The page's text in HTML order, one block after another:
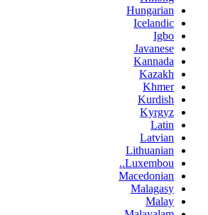
Hungarian
Icelandic
Igbo
Javanese
Kannada
Kazakh
Khmer
Kurdish
Kyrgyz
Latin
Latvian
Lithuanian
Luxembou..
Macedonian
Malagasy
Malay